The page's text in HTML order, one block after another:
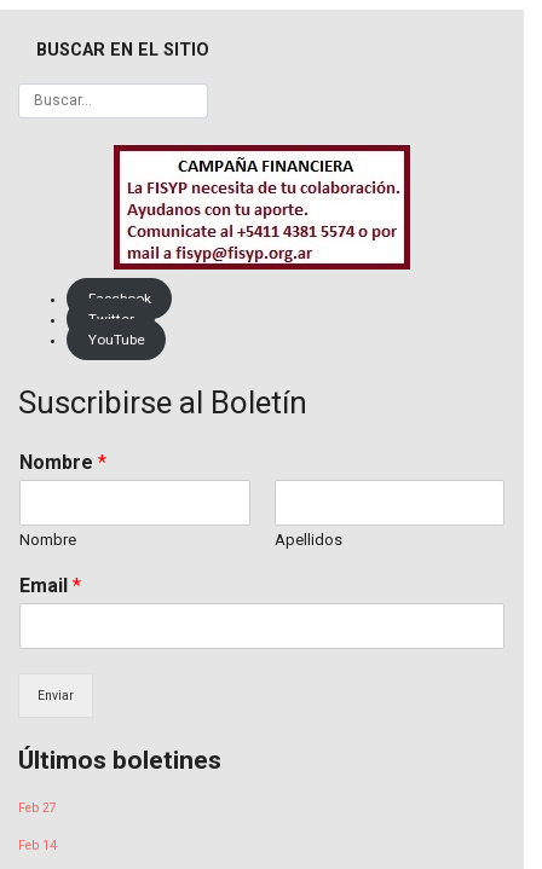
BUSCAR EN EL SITIO
Facebook
Twitter
YouTube
Suscribirse al Boletín
Nombre *
Nombre Apellidos
Email *
Enviar
Últimos boletines
Feb 27
Feb 14